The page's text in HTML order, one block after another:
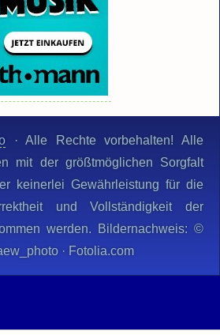
· Alle Rechte vorbehalten! Alle
mit der größtmöglichen Sorgfalt
keinerlei Gewährleistung für die
und Vollständigkeit der
werden. Bildernachweis: ©
· Fotolia.com